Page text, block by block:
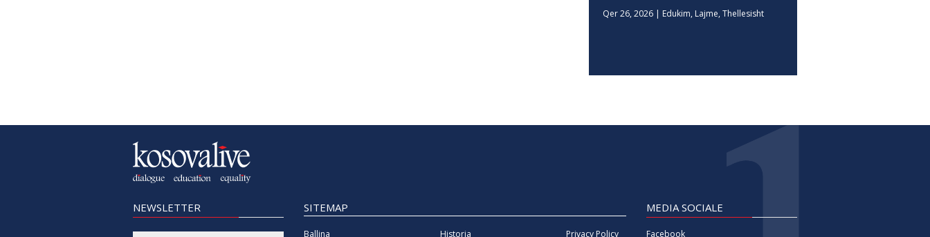
Qer 26, 2026 | Edukim, Lajme,Thellesisht
NEWSLETTER SITEMAP
Ballina Historia Privacy Policy
MEDIA SOCIALE
Facebook